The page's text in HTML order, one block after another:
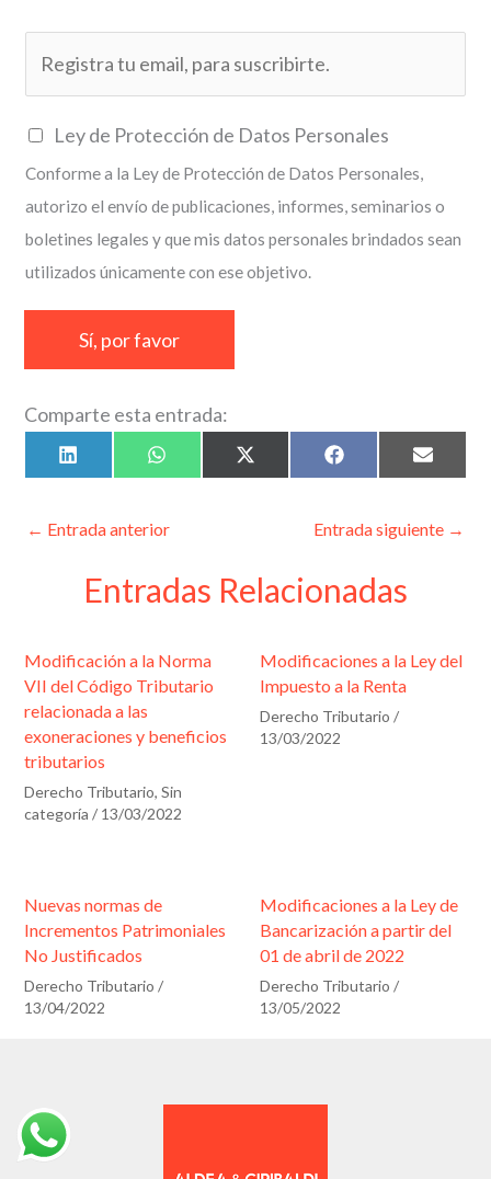
l
*
C
a
s
i
l
s
e
r
c
a
c
i
ó
n
Ley de Protección de Datos Personales
Conforme a la Ley de Protección de Datos Personales,
autorizo el envío de publicaciones, informes, seminarios o
boletines legales y que mis datos personales brindados sean
utilizados únicamente con ese objetivo.
Sí, por favor
Comparte esta entrada:
Compartir
en
L
i
e
Compartir
en
W
h
s
Compartir
en
X
(
e
r
)
Compartir
en
F
a
b
en
E
m
l
← Entrada anterior Entrada siguiente →
Entradas Relacionadas
Modificación a la Norma
VII del Código Tributario
relacionada a las
exoneraciones y beneficios
tributarios
Derecho Tributario, Sin
categoría / 13/03/2022
Modificaciones a la Ley del
Impuesto a la Renta
Derecho Tributario /
13/03/2022
Nuevas normas de
Incrementos Patrimoniales
No Justificados
Derecho Tributario /
13/04/2022
Modificaciones a la Ley de
Bancarización a partir del
01 de abril de 2022
Derecho Tributario /
13/05/2022